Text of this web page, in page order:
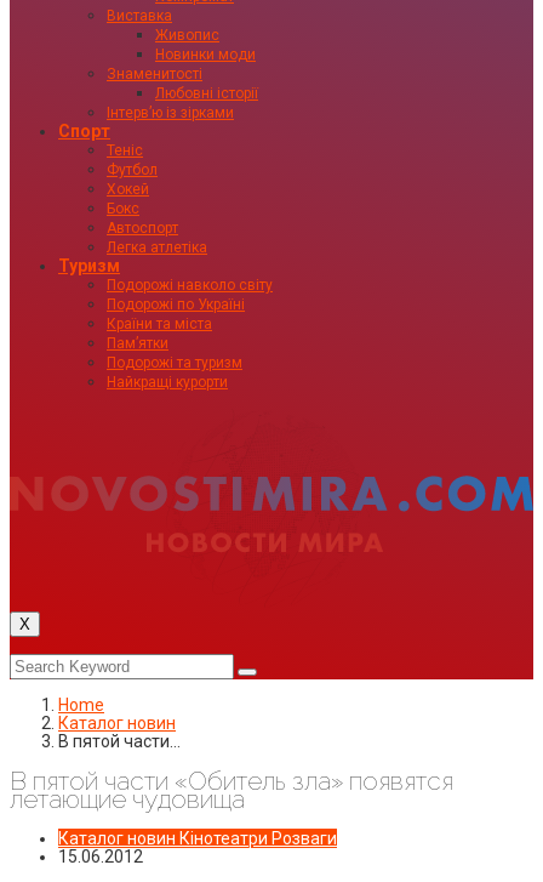
Виставка
Живопис
Новинки моди
Знаменитості
Любовні історії
Інтервʼю із зірками
Спорт
Теніс
Футбол
Хокей
Бокс
Автоспорт
Легка атлетіка
Туризм
Подорожі навколо світу
Подорожі по Україні
Країни та міста
Пам’ятки
Подорожі та туризм
Найкращі курорти
X
Home
Каталог новин
В пятой части…
В пятой части «Обитель зла» появятся
летающие чудовища
Каталог новин Кінотеатри Розваги
15.06.2012